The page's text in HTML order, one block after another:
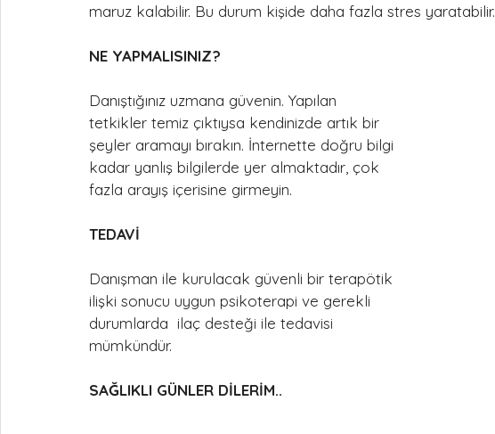
maruz kalabilir. Bu durum kişide daha fazla stres yaratabilir.
NE YAPMALISINIZ?
Danıştığınız uzmana güvenin. Yapılan
tetkikler temiz çıktıysa kendinizde artık bir
şeyler aramayı bırakın. İnternette doğru bilgi
kadar yanlış bilgilerde yer almaktadır, çok
fazla arayış içerisine girmeyin.
TEDAVİ
Danışman ile kurulacak güvenli bir terapötik
ilişki sonucu uygun psikoterapi ve gerekli
durumlarda  ilaç desteği ile tedavisi
mümkündür.
SAĞLIKLI GÜNLER DİLERİM..